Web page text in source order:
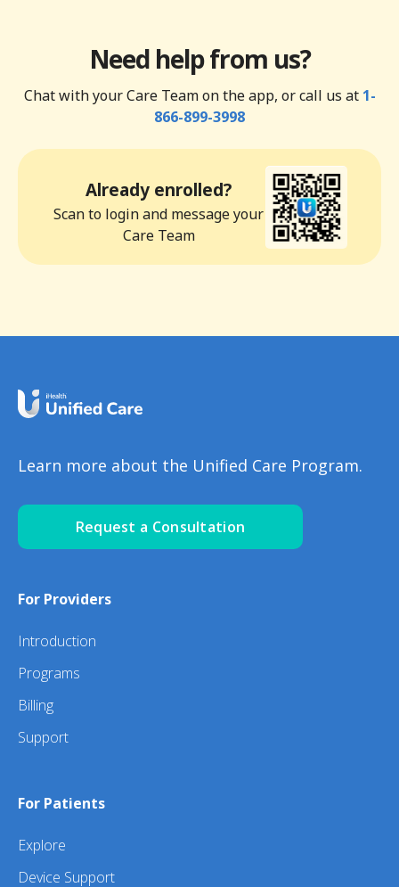
Need help from us?
Chat with your Care Team on the app, or call us at 1-
866-899-3998
Already enrolled?
Scan to login and message your
Care Team
Learn more about the Unified Care Program.
Request a Consultation
For Providers
Introduction
Programs
Billing
Support
For Patients
Explore
Device Support